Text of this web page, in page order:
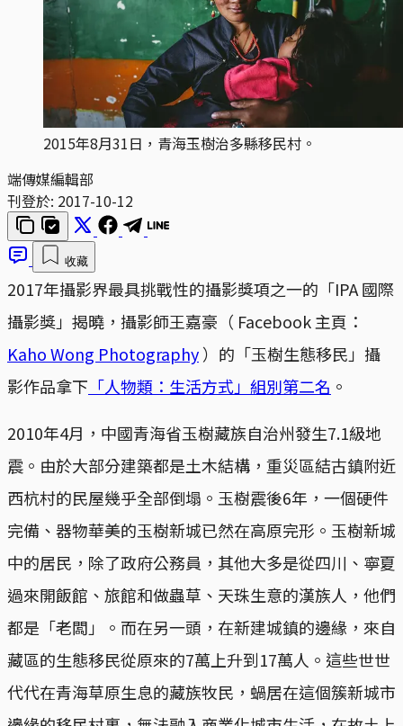
2015年8月31日，青海玉樹治多縣移民村。
端傳媒編輯部
刊登於: 2017-10-12
收藏
2017年攝影界最具挑戰性的攝影獎項之一的「IPA 國際
攝影獎」揭曉，攝影師王嘉豪（ Facebook 主頁：
Kaho Wong Photography）的「玉樹生態移民」攝
影作品拿下 「人物類：生活方式」組別第二名 。
2010年4月，中國青海省玉樹藏族自治州發生7.1級地
震。由於大部分建築都是土木結構，重災區結古鎮附近
西杭村的民屋幾乎全部倒塌。玉樹震後6年，一個硬件
完備、器物華美的玉樹新城已然在高原完形。玉樹新城
中的居民，除了政府公務員，其他大多是從四川、寧夏
過來開飯館、旅館和做蟲草、天珠生意的漢族人，他們
都是「老闆」。而在另一頭，在新建城鎮的邊緣，來自
藏區的生態移民從原來的7萬上升到17萬人。這些世世
代代在青海草原生息的藏族牧民，蝸居在這個簇新城市